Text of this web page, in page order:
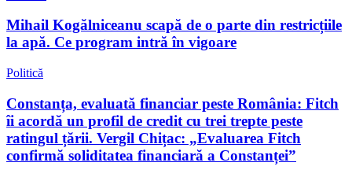
Mihail Kogălniceanu scapă de o parte din restricțiile
la apă. Ce program intră în vigoare
Politică
Constanța, evaluată financiar peste România: Fitch
îi acordă un profil de credit cu trei trepte peste
ratingul țării. Vergil Chițac: „Evaluarea Fitch
confirmă soliditatea financiară a Constanței”